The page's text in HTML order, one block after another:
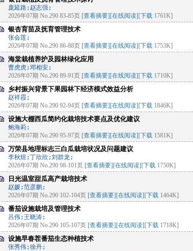
庞延路;赵志强;
2026年07期 No.290 83-85页 [查看摘要][在线阅读] [下载 1761K]
银杏育苗及抚育管理技术
张会莲;
2026年07期 No.290 86-88页 [查看摘要][在线阅读] [下载 1753K]
海棠栽植养护及园林绿化应用
曹虎虎;邓相安;
2026年07期 No.290 89-91页 [查看摘要][在线阅读] [下载 1710K]
乡村振兴背景下果园林下经济模式效益分析
赵祥霞;
2026年07期 No.290 92-94页 [查看摘要][在线阅读] [下载 1846K]
设施大棚西瓜简约化栽培技术要点及优化建议
鲍海莉;
2026年07期 No.290 95-97页 [查看摘要][在线阅读] [下载 1581K]
万荣县地理标志三白瓜栽培状况及问题建议
李秋煜;丁欣欣;刘群龙;
2026年07期 No.290 98-101页 [查看摘要][在线阅读] [下载 1750K]
日光温室甜瓜高产栽培技术
赵媛;范彦鹏;
2026年07期 No.290 102-104页 [查看摘要][在线阅读] [下载 1464K]
番茄设施栽培及管理技术
吕伟;王晓涛;
2026年07期 No.290 105-107页 [查看摘要][在线阅读] [下载 1718K]
设施早春茬番茄生态种植技术
张秀伟;徐丹;